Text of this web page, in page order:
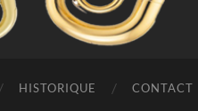
HISTORIQUE CONTACT